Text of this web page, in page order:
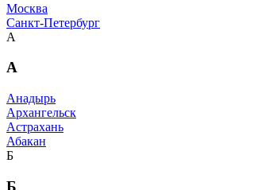
Москва
Санкт-Петербург
А
А
Анадырь
Архангельск
Астрахань
Абакан
Б
Б